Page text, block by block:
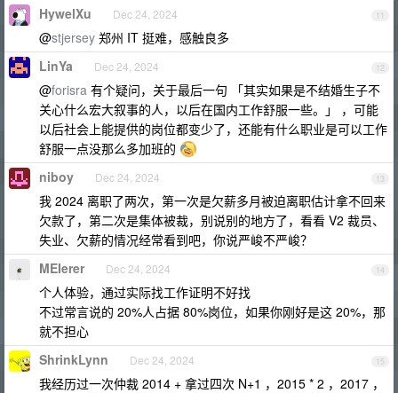
11
HywelXu Dec 24, 2024
@stjersey 郑州 IT 挺难，感触良多
12
LinYa Dec 24, 2024
@forisra 有个疑问，关于最后一句 「其实如果是不结婚生子不
关心什么宏大叙事的人，以后在国内工作舒服一些。」 ，可能
以后社会上能提供的岗位都变少了，还能有什么职业是可以工作
舒服一点没那么多加班的
13
niboy Dec 24, 2024
我 2024 离职了两次，第一次是欠薪多月被迫离职估计拿不回来
欠款了，第二次是集体被裁，别说别的地方了，看看 V2 裁员、
失业、欠薪的情况经常看到吧，你说严峻不严峻？
14
MEIerer Dec 24, 2024
个人体验，通过实际找工作证明不好找
不过常言说的 20%人占据 80%岗位，如果你刚好是这 20%，那
就不担心
15
ShrinkLynn Dec 24, 2024
我经历过一次仲裁 2014 + 拿过四次 N+1 ，2015 * 2 ，2017 ，